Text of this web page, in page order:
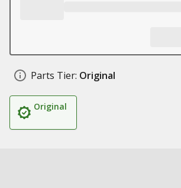
Parts Tier: Original
Original